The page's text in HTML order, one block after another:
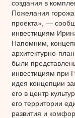
создания в
Пожелания
проекта», —
инвестициям
Напомним,
архитектурно-
были
инвестициям при
идея концепции
его в центр
его территории
развития и